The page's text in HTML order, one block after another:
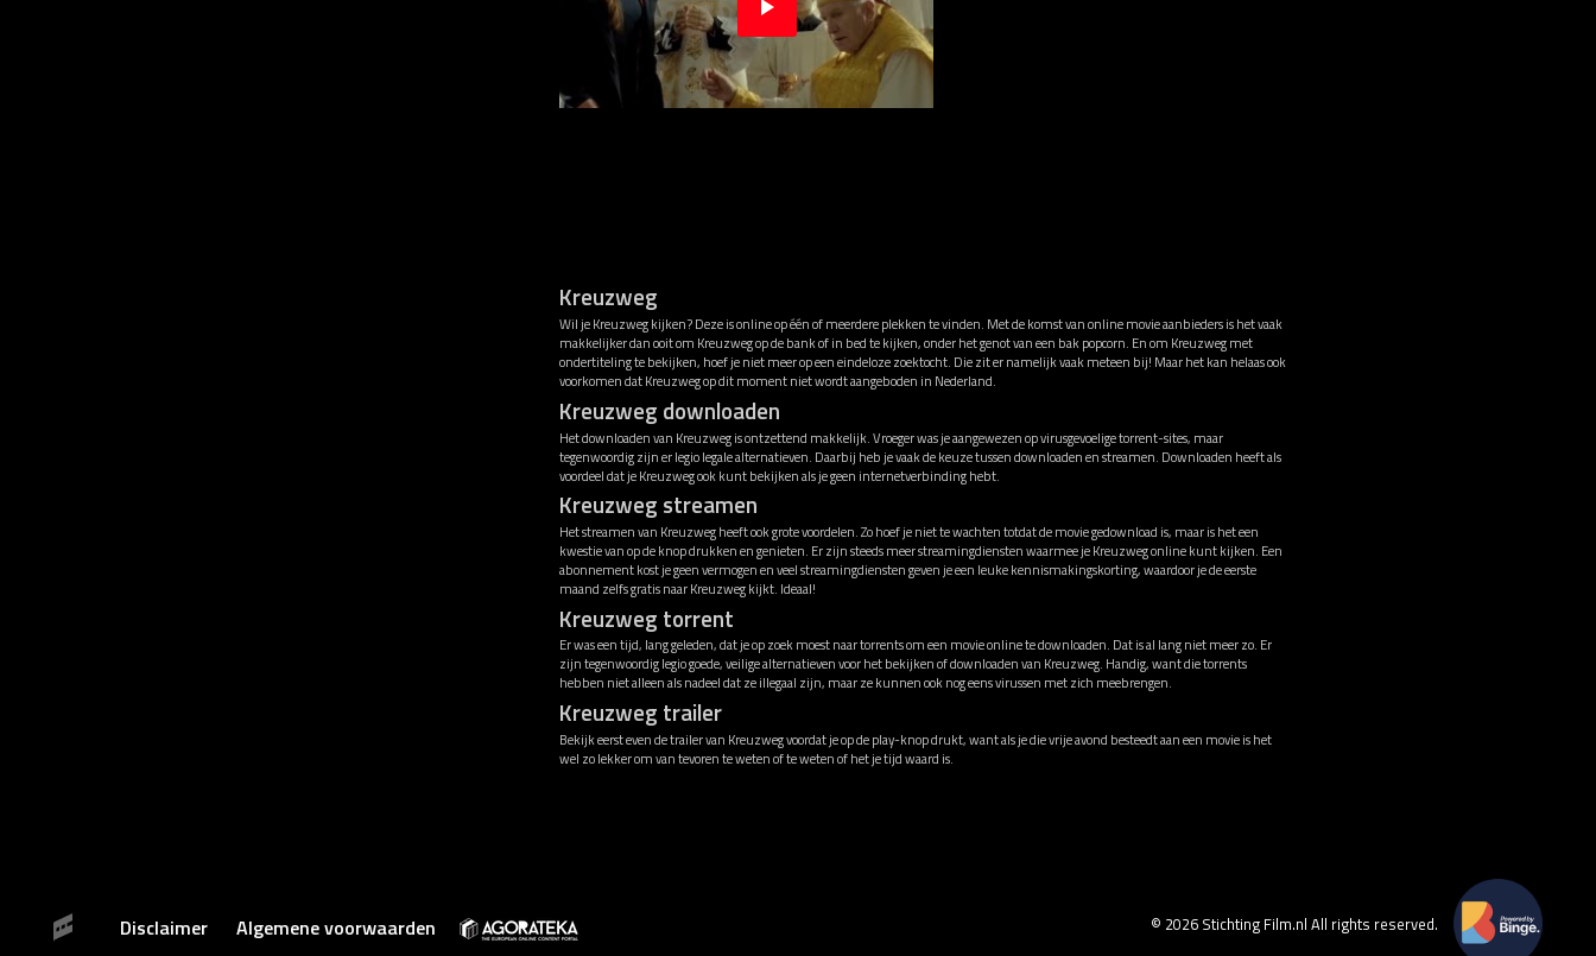
Kreuzweg
Wil je Kreuzweg kijken? Deze is online op één of meerdere plekken te vinden. Met de komst van online movie aanbieders is het vaak
makkelijker dan ooit om Kreuzweg op de bank of in bed te kijken, onder het genot van een bak popcorn. En om Kreuzweg met
ondertiteling te bekijken, hoef je niet meer op een eindeloze zoektocht. Die zit er namelijk vaak meteen bij! Maar het kan helaas ook
voorkomen dat Kreuzweg op dit moment niet wordt aangeboden in Nederland.
Kreuzweg downloaden
Het downloaden van Kreuzweg is ontzettend makkelijk. Vroeger was je aangewezen op virusgevoelige torrent-sites, maar
tegenwoordig zijn er legio legale alternatieven. Daarbij heb je vaak de keuze tussen downloaden en streamen. Downloaden heeft als
voordeel dat je Kreuzweg ook kunt bekijken als je geen internetverbinding hebt.
Kreuzweg streamen
Het streamen van Kreuzweg heeft ook grote voordelen. Zo hoef je niet te wachten totdat de movie gedownload is, maar is het een
kwestie van op de knop drukken en genieten. Er zijn steeds meer streamingdiensten waarmee je Kreuzweg online kunt kijken. Een
abonnement kost je geen vermogen en veel streamingdiensten geven je een leuke kennismakingskorting, waardoor je de eerste
maand zelfs gratis naar Kreuzweg kijkt. Ideaal!
Kreuzweg torrent
Er was een tijd, lang geleden, dat je op zoek moest naar torrents om een movie online te downloaden. Dat is al lang niet meer zo. Er
zijn tegenwoordig legio goede, veilige alternatieven voor het bekijken of downloaden van Kreuzweg. Handig, want die torrents
hebben niet alleen als nadeel dat ze illegaal zijn, maar ze kunnen ook nog eens virussen met zich meebrengen.
Kreuzweg trailer
Bekijk eerst even de trailer van Kreuzweg voordat je op de play-knop drukt, want als je die vrije avond besteedt aan een movie is het
wel zo lekker om van tevoren te weten of te weten of het je tijd waard is.
Disclaimer Algemene voorwaarden © 2026 Stichting Film.nl All rights reserved.